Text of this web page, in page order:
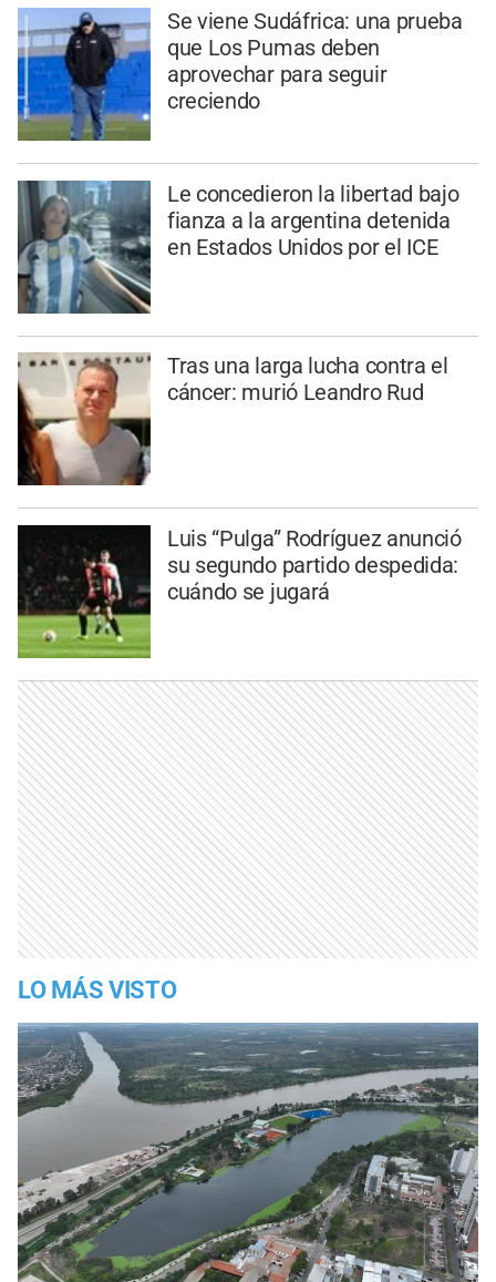
Se viene Sudáfrica: una prueba
que Los Pumas deben
aprovechar para seguir
creciendo
Le concedieron la libertad bajo
fianza a la argentina detenida
en Estados Unidos por el ICE
Tras una larga lucha contra el
cáncer: murió Leandro Rud
Luis “Pulga” Rodríguez anunció
su segundo partido despedida:
cuándo se jugará
LO MÁS VISTO